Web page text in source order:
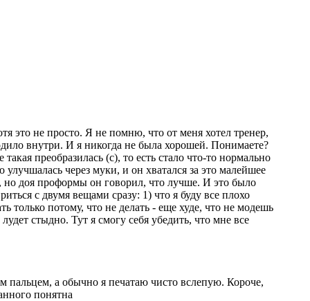
это не просто. Я не помню, что от меня хотел тренер,
внутри. И я никогда не была хорошей. Понимаете?
преобразилась (с), то есть стало что-то нормально
через муки, и он хватался за это малейшее
но доя проформы он говорил, что лучше. И это было
с двумя вещами сразу: 1) что я буду все плохо
только потому, что не делать - еще худе, что не модешь
стыдно. Тут я смогу себя убедить, что мне все
пальцем, а обычно я печатаю чисто вслепую. Короче,
понятна